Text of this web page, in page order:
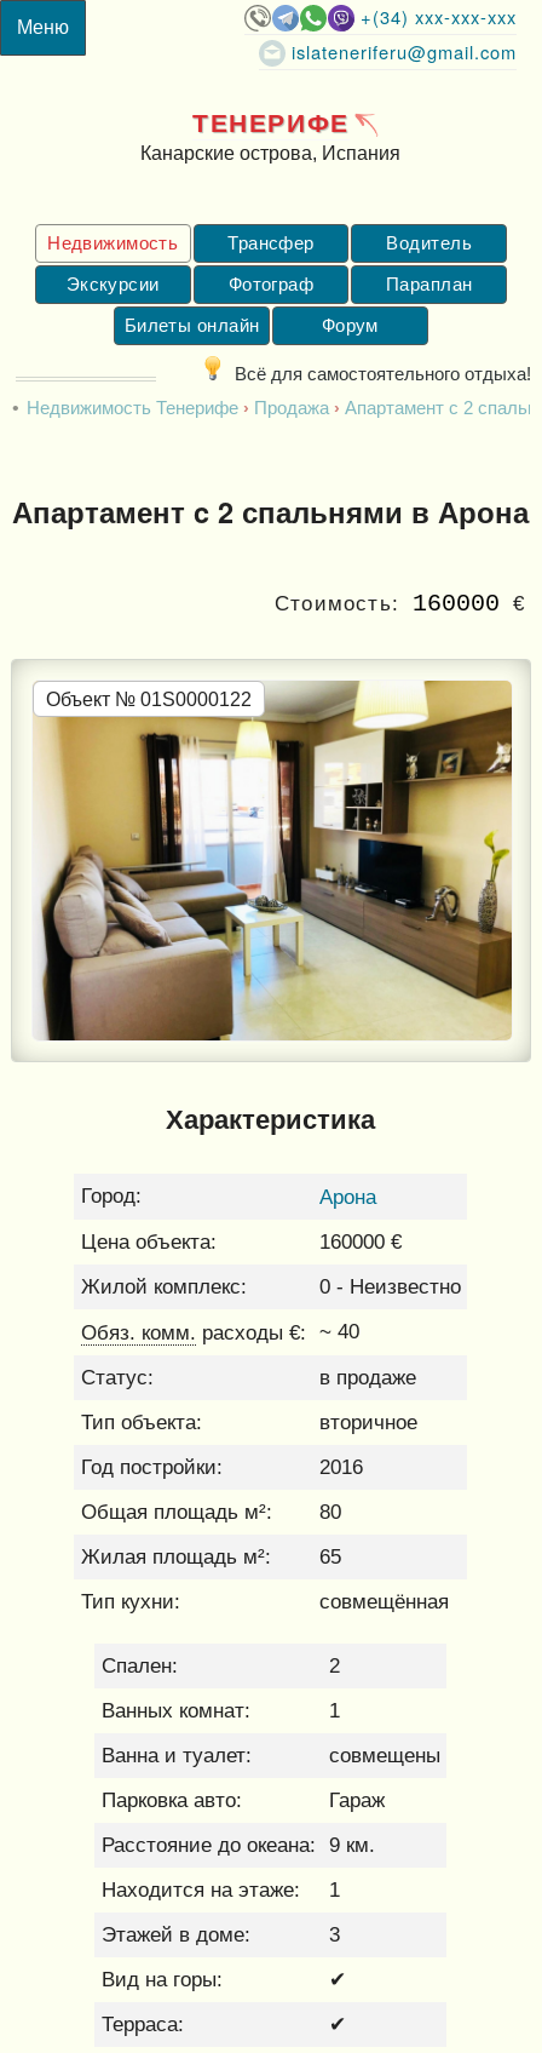
+(34) xxx-xxx-xxx
islateneriferu@gmail.com
ТЕНЕРИФЕ
Канарские острова, Испания
Недвижимость Трансфер Водитель
Экскурсии Фотограф Параплан
Билеты онлайн Форум
Всё для самостоятельного отдыха!
Недвижимость Тенерифе
Продажа Апартамент c 2
Апартамент c 2 спальнями в Арона
Стоимость: 160000 €
Объект № 01S0000122
Характеристика
Город: Арона
Цена объекта:
160000 €
Жилой комплекс:
0 - Неизвестно
Обяз. комм. расходы €:
~ 40
Статус:
в продаже
Тип объекта:
вторичное
Год постройки:
2016
Общая площадь м²:
80
Жилая площадь м²:
65
Тип кухни:
совмещённая
Спален:
2
Ванных комнат:
1
Ванна и туалет:
совмещены
Парковка авто:
Гараж
Расстояние до океана:
9 км.
Находится на этаже:
1
Этажей в доме:
3
Вид на горы:
✔
Терраса:
✔